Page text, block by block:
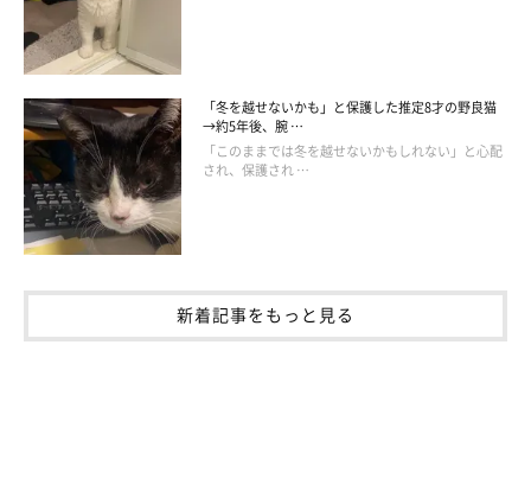
「冬を越せないかも」と保護した推定8才の野良猫
→約5年後、腕 …
「このままでは冬を越せないかもしれない」と心配
され、保護され …
新着記事をもっと見る